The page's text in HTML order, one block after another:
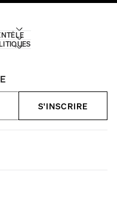
S'INSCRIRE